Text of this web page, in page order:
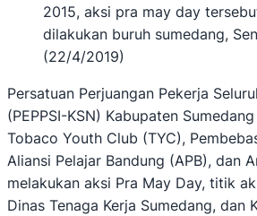
2015, aksi pra may day
dilakukan buruh sumedang,
(22/4/2019)
Persatuan Perjuangan Pekerja
(PEPPSI-KSN) Kabupaten
Tobaco Youth Club (TYC),
Aliansi Pelajar Bandung (APB), dan
melakukan aksi Pra May Day, titik
Dinas Tenaga Kerja Sumedang, dan